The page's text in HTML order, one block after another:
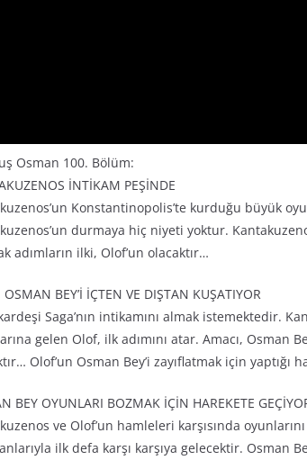
Osman 100. Bölüm:
İNTİKAM PEŞİNDE
Konstantinopolis’te kurduğu büyük
durmaya hiç niyeti yoktur.
adımların ilki, Olof’un olacaktır…
OSMAN BEY’İ İÇTEN VE DIŞTAN KUŞATIYOR
Saga’nın intikamını almak istemektedir.
gelen Olof, ilk adımını atar. Amacı, Osman
Olof’un Osman Bey’i zayıflatmak için yaptığı
BEY OYUNLARI BOZMAK İÇİN HAREKETE
ve Olof’un hamleleri karşısında
ilk defa karşı karşıya gelecektir. Osman